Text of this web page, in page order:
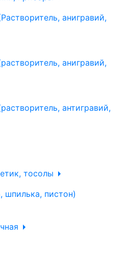
анигравий,
анигравий,
антигравий,
тосолы
шпилька, пистон)